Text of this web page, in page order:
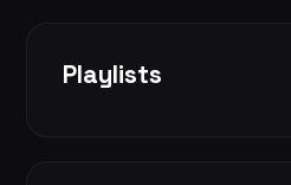
Playlists